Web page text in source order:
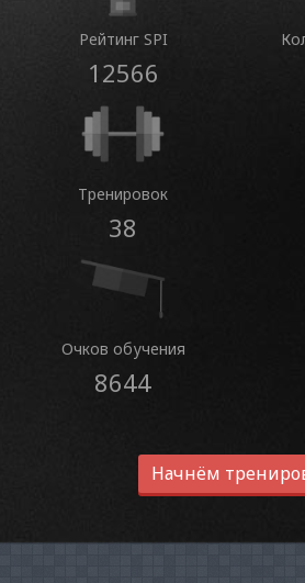
Рейтинг SPI
12566
Тренировок
38
Очков обучения
8644
Начнём